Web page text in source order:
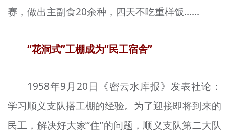
赛，做出主副食20余种，四天不吃重样饭……
“花洞式”工棚成为“民工宿舍”
1958年9月20日《密云水库报》发表社论：
学习顺义支队搭工棚的经验。为了迎接即将到来的
民工，解决好大家“住”的问题，顺义支队第二大队